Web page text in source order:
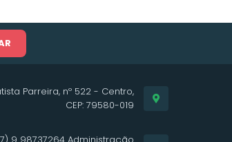
Parreira, nº 522 - Centro,
CEP: 79580-019